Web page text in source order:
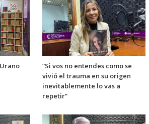
“Si vos no entendes como se
vivió el trauma en su origen
inevitablemente lo vas a
repetir”